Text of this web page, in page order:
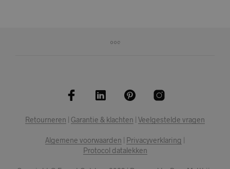
Retourneren Garantie & klachten Veelgestelde vragen
Algemene voorwaarden Privacyverklaring
Protocol datalekken